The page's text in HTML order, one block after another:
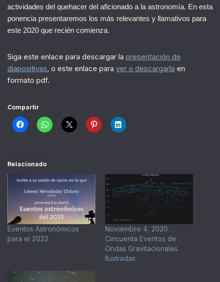
actividades del quehacer del aficionado a la astronomía. En esta
ponencia presentaremos los más relevantes y llamativos para
este 2020 que recién comienza.
Siga este enlace para descargar la presentación de
diapositivas, o este enlace para ver o descargarla en
formato pdf.
Compartir
Relacionado
Eventos Astronómicos
para el 2023
Noviembre 4, 2020.
Cincuenta Eventos de
Ondas Gravitacionales
Ilustradas